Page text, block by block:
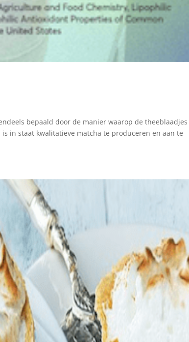
bepaald door de manier waarop de theeblaadjes
in staat kwalitatieve matcha te produceren en aan te